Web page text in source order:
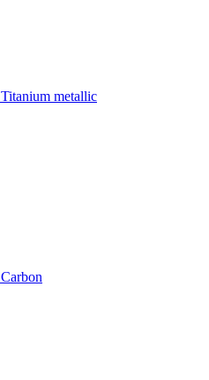
Titanium metallic
Carbon